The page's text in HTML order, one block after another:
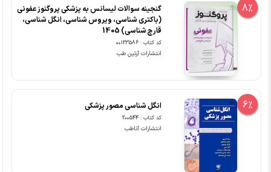
8%
گنجینه سوالات لیسانس به پزشکی پروگنوز عفونی
(باکتری شناسی، ویروس شناسی، انگل شناسی،
قارچ شناسی) 1405
کد کتاب : 00123586
انتشارات آرتین طب
6% انگل شناسی مصور پزشکی
کد کتاب : 200544
انتشارات آناطب